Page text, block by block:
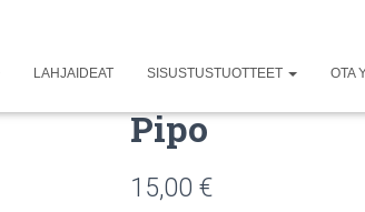
LAHJAIDEAT SISUSTUSTUOTTEET OTA
Pipo
15,00 €